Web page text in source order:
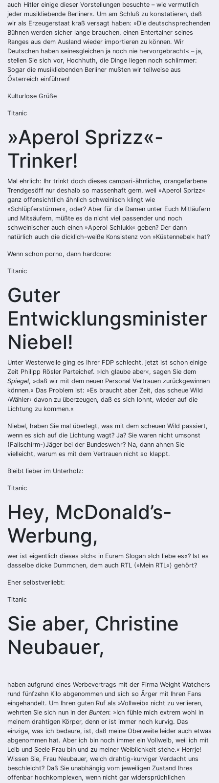
auch Hitler einige dieser Vorstellungen besuchte – wie vermutlich
jeder musikliebende Berliner«. Um am Schluß zu konstatieren, daß
wir als Erzeugerstaat kraß versagt haben: »Die deutschsprechenden
Bühnen werden sicher lange brauchen, einen Entertainer seines
Ranges aus dem Ausland wieder importieren zu können. Wir
Deutschen haben seinesgleichen ja noch nie hervorgebracht« – ja,
stellen Sie sich vor, Hochhuth, die Dinge liegen noch schlimmer:
Sogar die musikliebenden Berliner mußten wir teilweise aus
Österreich einführen!
Kulturlose Grüße
Titanic
»Aperol Sprizz«-
Trinker!
Mal ehrlich: Ihr trinkt doch dieses campari-ähnliche, orangefarbene
Trendgesöff nur deshalb so massenhaft gern, weil »Aperol Sprizz«
ganz offensichtlich ähnlich schweinisch klingt wie
»Schlüpferstürmer«, oder? Aber für die Damen unter Euch Mitläufern
und Mitsäufern, müßte es da nicht viel passender und noch
schweinischer auch einen »Aperol Schlukk« geben? Der dann
natürlich auch die dicklich-weiße Konsistenz von »Küstennebel« hat?
Wenn schon porno, dann hardcore:
Titanic
Guter
Entwicklungsminister
Niebel!
Unter Westerwelle ging es Ihrer FDP schlecht, jetzt ist schon einige
Zeit Philipp Rösler Parteichef. »Ich glaube aber«, sagen Sie dem
Spiegel, »daß wir mit dem neuen Personal Vertrauen zurückgewinnen
können.« Das Problem ist: »Es braucht aber Zeit, das scheue Wild
›Wähler‹ davon zu überzeugen, daß es sich lohnt, wieder auf die
Lichtung zu kommen.«
Niebel, haben Sie mal überlegt, was mit dem scheuen Wild passiert,
wenn es sich auf die Lichtung wagt? Ja? Sie waren nicht umsonst
(Fallschirm-)Jäger bei der Bundeswehr? Na, dann ahnen Sie
vielleicht, warum es mit dem Vertrauen nicht so klappt.
Bleibt lieber im Unterholz:
Titanic
Hey, McDonald’s-
Werbung,
wer ist eigentlich dieses »Ich« in Eurem Slogan »Ich liebe es«? Ist es
dasselbe dicke Dummchen, dem auch RTL (»Mein RTL«) gehört?
Eher selbstverliebt:
Titanic
Sie aber, Christine
Neubauer,
haben aufgrund eines Werbevertrags mit der Firma Weight Watchers
rund fünfzehn Kilo abgenommen und sich so Ärger mit Ihren Fans
eingehandelt. Um Ihren guten Ruf als »Vollweib« nicht zu verlieren,
wehrten Sie sich nun in der Bunten: »Ich fühle mich extrem wohl in
meinem drahtigen Körper, denn er ist immer noch kurvig. Das
einzige, was ich bedaure, ist, daß meine Oberweite leider auch etwas
abgenommen hat. Aber ich bin noch immer ein Vollweib, weil ich mit
Leib und Seele Frau bin und zu meiner Weiblichkeit stehe.« Herrje!
Wissen Sie, Frau Neubauer, welch drahtig-kurviger Verdacht uns
beschleicht? Daß Sie unabhängig vom jeweiligen Zustand Ihres
offenbar hochkomplexen, wenn nicht gar widersprüchlichen